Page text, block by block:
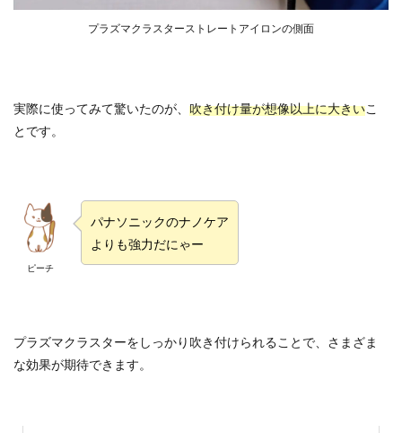
プラズマクラスターストレートアイロンの側面
実際に使ってみて驚いたのが、 吹き付け量が想像以上に大きいこ
とです。
ピーチ
パナソニックのナノケア
よりも強力だにゃー
プラズマクラスターをしっかり吹き付けられることで、さまざま
な効果が期待できます。